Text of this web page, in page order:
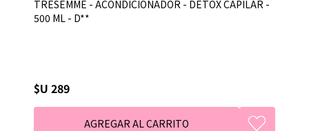
TRESEMME - ACONDICIONADOR - DETOX CAPILAR -
500 ML - D**
$U 289